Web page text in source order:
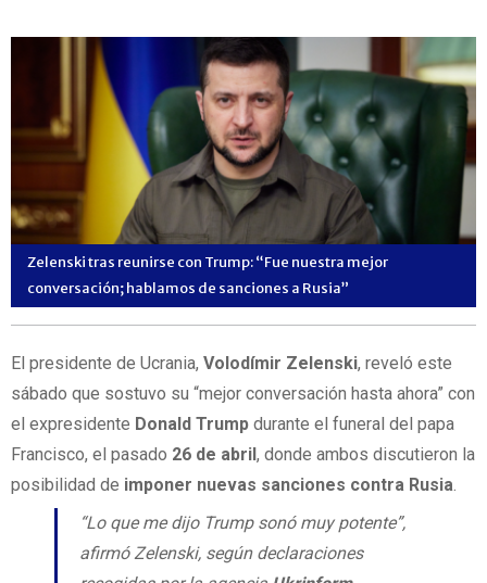
Zelenski tras reunirse con Trump: “Fue nuestra mejor
conversación; hablamos de sanciones a Rusia”
El presidente de Ucrania, Volodímir Zelenski, reveló este
sábado que sostuvo su “mejor conversación hasta ahora” con
el expresidente Donald Trump durante el funeral del papa
Francisco, el pasado 26 de abril , donde ambos discutieron la
posibilidad de imponer nuevas sanciones contra Rusia.
“Lo que me dijo Trump sonó muy potente”,
afirmó Zelenski, según declaraciones